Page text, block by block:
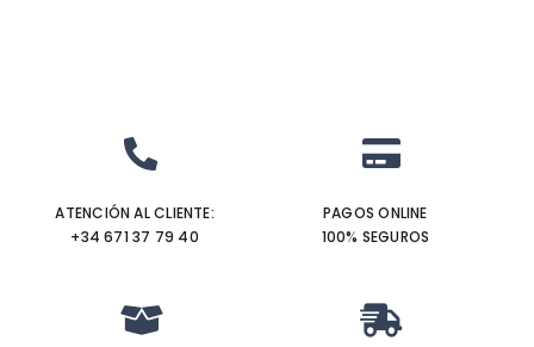
ATENCIÓN AL CLIENTE:
+34 671 37 79 40‬
PAGOS ONLINE
100% SEGUROS